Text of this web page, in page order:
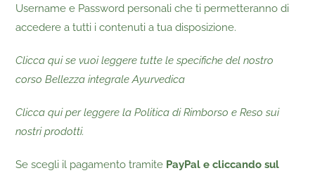
Username e Password personali che ti permetteranno di
accedere a tutti i contenuti a tua disposizione.
Clicca qui se vuoi leggere tutte le specifiche del nostro
corso Bellezza integrale Ayurvedica
Clicca qui per leggere la Politica di Rimborso e Reso sui
nostri prodotti.
Sescegli il pagamentotramite PayPal e cliccando sul